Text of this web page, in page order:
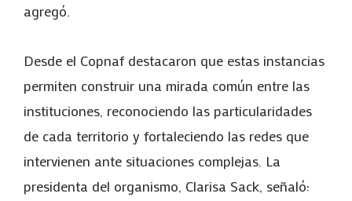
agregó.
Desde el Copnaf destacaron que estas instancias
permiten construir una mirada común entre las
instituciones, reconociendo las particularidades
de cada territorio y fortaleciendo las redes que
intervienen ante situaciones complejas. La
presidenta del organismo, Clarisa Sack, señaló: